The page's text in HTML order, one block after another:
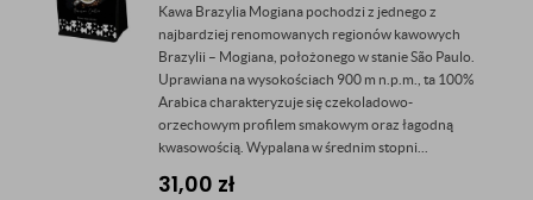
Kawa Brazylia Mogiana pochodzi z jednego z
najbardziej renomowanych regionów kawowych
Brazylii – Mogiana, położonego w stanie São Paulo.
Uprawiana na wysokościach 900 m n.p.m., ta 100%
Arabica charakteryzuje się czekoladowo-
orzechowym profilem smakowym oraz łagodną
kwasowością. Wypalana w średnim stopni...
31,00 zł